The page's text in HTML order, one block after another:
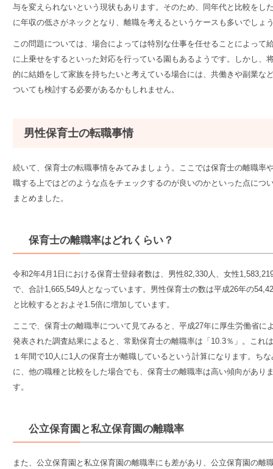
与を変えられないという現状もあります。そのため、同年代と比較をし
に年収の低さがネックとなり、離職を考えるというケースも多いでしょ
この問題については、場合によっては特別な仕事を任せることによって
に上乗せをするといった対応を行っている園もあるようです。しかし、
的に結婚をして家族を持ちたいと考えている場合には、共働きや副業な
ついても検討する必要があるかもしれません。
男性保育士の転職事情
続いて、保育士の転職事情をみてみましょう。ここでは保育士の離職率
職する上ではどのような点をチェックするのが良いのかといった点につ
まとめました。
保育士の離職率はどれくらい？
令和2年4月1日における保育士登録者数は、男性82,330人、女性
で、合計1,665,549人となっています。男性保育士の数は平成26年の
と比較するとおよそ1.5倍に増加しています。
ここで、保育士の離職率について見てみると、平成27年に厚生労働省に
発表された調査結果によると、常勤保育士の離職率は「10.3％」。これ
１年間で10人に1人の保育士が離職しているという計算になります。ちな
に、他の職種と比較をした場合でも、保育士の離職率は高い傾向があり
す。
公立保育園と私立保育園の離職率
また、公立保育園と私立保育園の離職率にも差があり、公立保育園の離